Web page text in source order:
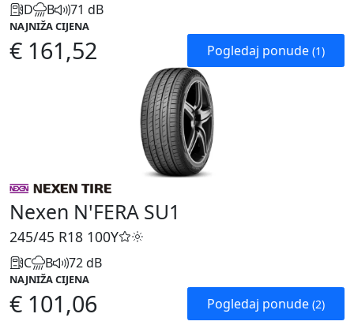
D B 71 dB
NAJNIŽA CIJENA
€ 161,52 Pogledaj ponude (1)
Nexen N'FERA SU1
245/45 R18 100Y
C B 72 dB
NAJNIŽA CIJENA
€ 101,06 Pogledaj ponude (2)